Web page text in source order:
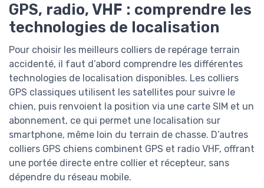
GPS, radio, VHF : comprendre les
technologies de localisation
Pour choisir les meilleurs colliers de repérage terrain
accidenté, il faut d’abord comprendre les différentes
technologies de localisation disponibles. Les colliers
GPS classiques utilisent les satellites pour suivre le
chien, puis renvoient la position via une carte SIM et un
abonnement, ce qui permet une localisation sur
smartphone, même loin du terrain de chasse. D’autres
colliers GPS chiens combinent GPS et radio VHF, offrant
une portée directe entre collier et récepteur, sans
dépendre du réseau mobile.